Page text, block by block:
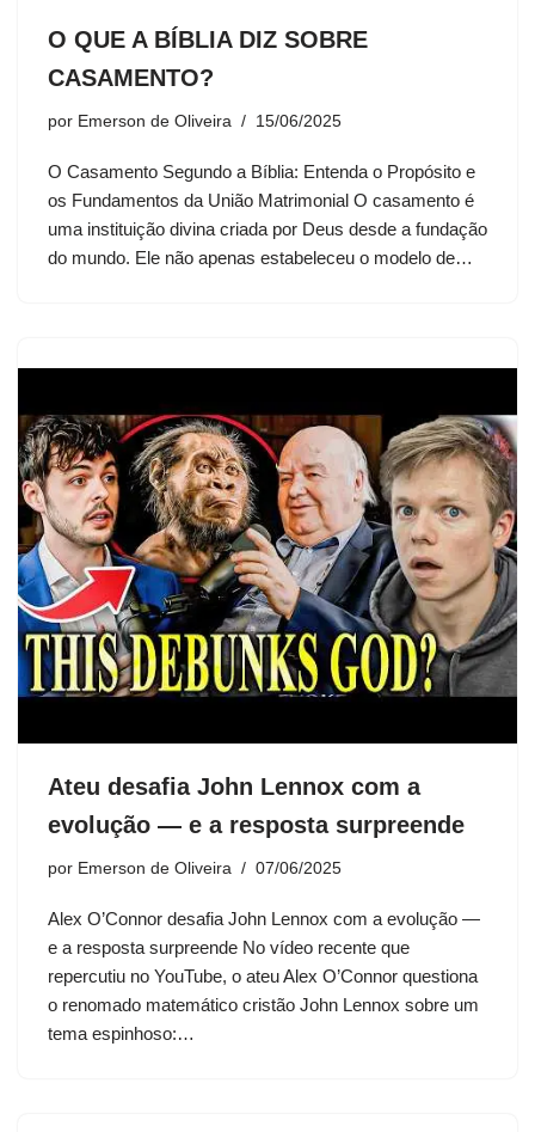
O QUE A BÍBLIA DIZ SOBRE
CASAMENTO?
por Emerson de Oliveira 15/06/2025
O Casamento Segundo a Bíblia: Entenda o Propósito e
os Fundamentos da União Matrimonial O casamento é
uma instituição divina criada por Deus desde a fundação
do mundo. Ele não apenas estabeleceu o modelo de…
Ateu desafia John Lennox com a
evolução — e a resposta surpreende
por Emerson de Oliveira 07/06/2025
Alex O’Connor desafia John Lennox com a evolução —
e a resposta surpreende No vídeo recente que
repercutiu no YouTube, o ateu Alex O’Connor questiona
o renomado matemático cristão John Lennox sobre um
tema espinhoso:…